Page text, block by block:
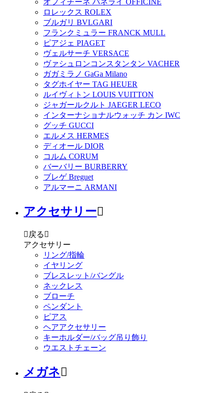
ロレックス ROLEX
ブルガリ BVLGARI
フランクミュラー FRANCK MULL
ピアジェ PIAGET
ヴェルサーチ VERSACE
ヴァシュロンコンスタンタン VACHER
ガガミラノ GaGa Milano
タグホイヤー TAG HEUER
ルイヴィトン LOUIS VUITTON
ジャガールクルト JAEGER LECO
インターナショナルウォッチ カン IWC
グッチ GUCCI
エルメス HERMES
ディオール DIOR
コルム CORUM
バーバリー BURBERRY
ブレゲ Breguet
アルマーニ ARMANI
アクセサリー
戻る 
アクセサリー
リング/指輪
イヤリング
ブレスレット/バングル
ネックレス
ブローチ
ペンダント
ピアス
ヘアアクセサリー
キーホルダー/バッグ吊り飾り
ウエストチェーン
メガネ